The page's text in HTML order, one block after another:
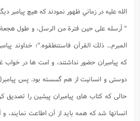
الله عليه در زماني ظهور نمودند كه هيچ پيامبر
" أرسله على حين فترة من الرسل، و طول هجعة
المبرم... ذلك القرآن فاستنطقوه."؛ خداوند
كه پيامبران حضور نداشتند، و امت ها در خواب
دوستى و انسانيت از هم گسسته بود. پس
حالى كه كتاب هاى پيامبران پيشين را تصديق
انسانها شد كه همه بايد از آن اطاعت نمايند،